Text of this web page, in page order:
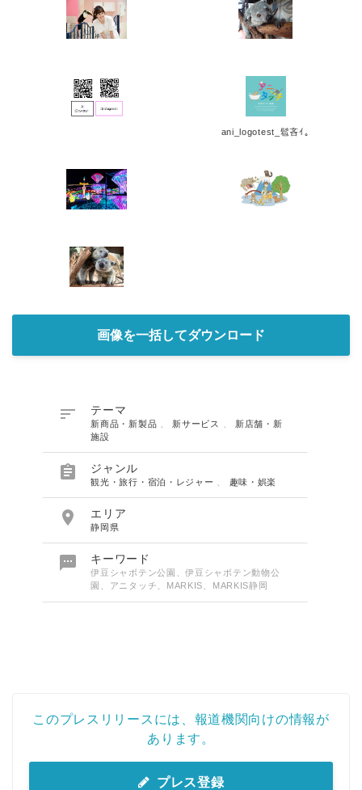
ani_logotest_髱吝ｲ｡
画像を一括してダウンロード
 テーマ
新商品・新製品 新サービス
新店舗・新
施設
 ジャンル
観光・旅行・宿泊・レジャー 趣味・娯楽
 エリア
静岡県
 キーワード
伊豆シャボテン公園、伊豆シャボテン動物公
園、アニタッチ、MARKIS、MARKIS静岡
このプレスリリースには、報道機関向けの情報が
あります。
プレス登録
English